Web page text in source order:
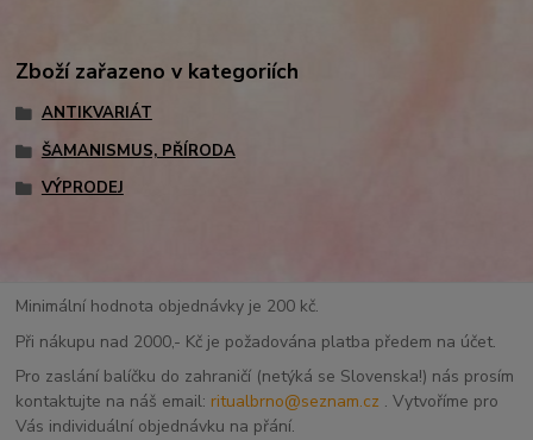
Zboží zařazeno v kategoriích
ANTIKVARIÁT
ŠAMANISMUS, PŘÍRODA
VÝPRODEJ
Minimální hodnota objednávky je 200 kč.
Při nákupu nad 2000,- Kč je požadována platba předem na účet.
Pro zaslání balíčku do zahraničí (netýká se Slovenska!) nás prosím
kontaktujte na náš email: ritualbrno@seznam.cz . Vytvoříme pro
Vás individuální objednávku na přání.